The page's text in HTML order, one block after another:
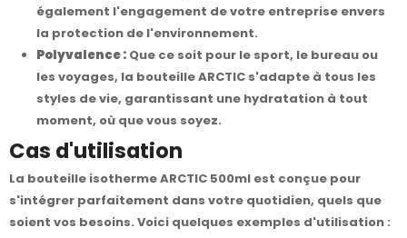
également l'engagement de votre entreprise envers
la protection de l'environnement.
Polyvalence : Que ce soit pour le sport, le bureau ou
les voyages, la bouteille ARCTIC s'adapte à tous les
styles de vie, garantissant une hydratation à tout
moment, où que vous soyez.
Cas d'utilisation
La bouteille isotherme ARCTIC 500ml est conçue pour
s'intégrer parfaitement dans votre quotidien, quels que
soient vos besoins. Voici quelques exemples d'utilisation :